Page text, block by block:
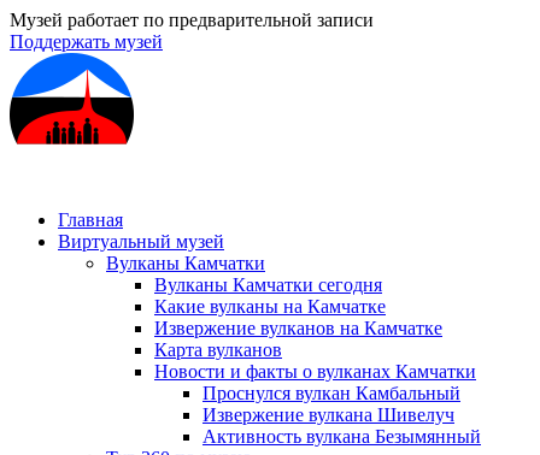
Музей работает по предварительной записи
Поддержать музей
Главная
Виртуальный музей
Вулканы Камчатки
Вулканы Камчатки сегодня
Какие вулканы на Камчатке
Извержение вулканов на Камчатке
Карта вулканов
Новости и факты о вулканах Камчатки
Проснулся вулкан Камбальный
Извержение вулкана Шивелуч
Активность вулкана Безымянный